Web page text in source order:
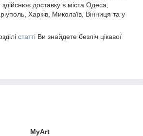
доставку в міста Одеса,
Харків, Миколаїв, Вінниця та у
статті Ви знайдете безліч цікавої
MyArt